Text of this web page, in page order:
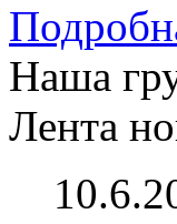
Наша
Лента